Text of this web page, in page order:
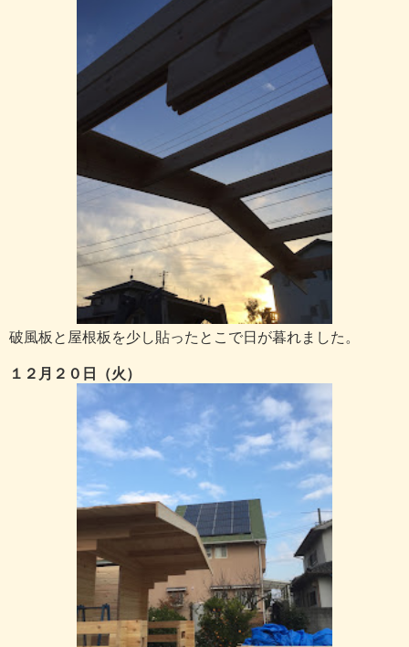
破風板と屋根板を少し貼ったとこで日が暮れました。
１２月２０日（火）